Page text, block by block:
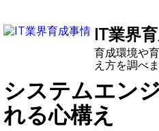
IT業界
育成環境や
え方を調べ
システムエン
れる心構え